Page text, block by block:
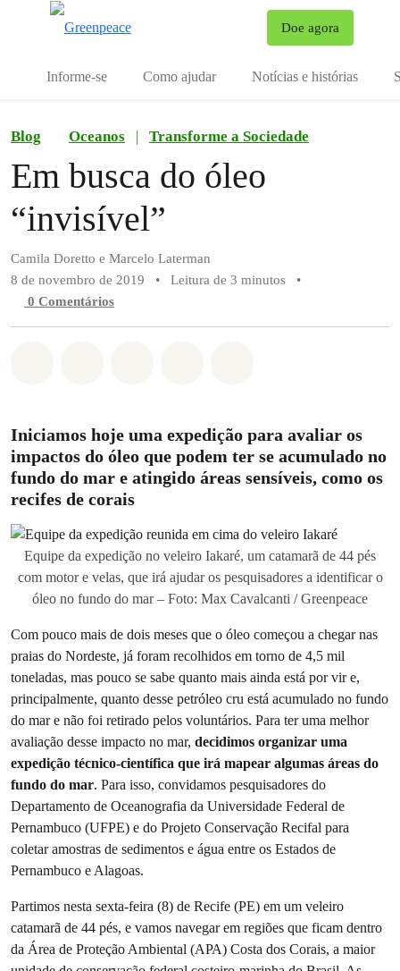
Doe agora
Informe-se Como ajudar Notícias e histórias
Blog Oceanos | Transforme a Sociedade
Em busca do óleo
“invisível”
Camila Doretto e Marcelo Laterman
8 de novembro de 2019
• Leitura de 3 minutos
•
0 Comentários
Iniciamos hoje uma expedição para avaliar os
impactos do óleo que podem ter se acumulado no
fundo do mar e atingido áreas sensíveis, como os
recifes de corais
Equipe da expedição no veleiro Iakaré, um catamarã de 44 pés
com motor e velas, que irá ajudar os pesquisadores a identificar o
óleo no fundo do mar – Foto: Max Cavalcanti / Greenpeace
Com pouco mais de dois meses que o óleo começou a chegar nas
praias do Nordeste, já foram recolhidos em torno de 4,5 mil
toneladas, mas pouco se sabe quanto mais ainda está por vir e,
principalmente, quanto desse petróleo cru está acumulado no fundo
do mar e não foi retirado pelos voluntários. Para ter uma melhor
avaliação desse impacto no mar, decidimos organizar uma
expedição técnico-científica que irá mapear algumas áreas do
fundo do mar. Para isso, convidamos pesquisadores do
Departamento de Oceanografia da Universidade Federal de
Pernambuco (UFPE) e do Projeto Conservação Recifal para
coletar amostras de sedimentos e água entre os Estados de
Pernambuco e Alagoas.
Partimos nesta sexta-feira (8) de Recife (PE) em um veleiro
catamarã de 44 pés, e vamos navegar em regiões que ficam dentro
da Área de Proteção Ambiental (APA) Costa dos Corais, a maior